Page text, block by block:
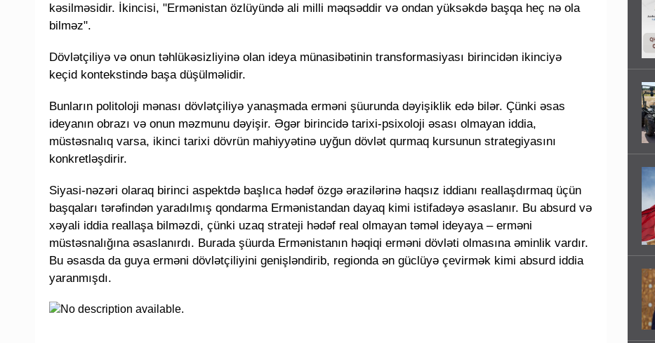
kəsilməsidir. İkincisi, "Ermənistan özlüyündə ali milli məqsəddir və ondan yüksəkdə başqa heç nə ola
bilməz".
Dövlətçiliyə və onun təhlükəsizliyinə olan ideya münasibətinin transformasiyası birincidən ikinciyə
keçid kontekstində başa düşülməlidir.
Bunların politoloji mənası dövlətçiliyə yanaşmada erməni şüurunda dəyişiklik edə bilər. Çünki əsas
ideyanın obrazı və onun məzmunu dəyişir. Əgər birincidə tarixi-psixoloji əsası olmayan iddia,
müstəsnalıq varsa, ikinci tarixi dövrün mahiyyətinə uyğun dövlət qurmaq kursunun strategiyasını
konkretləşdirir.
Siyasi-nəzəri olaraq birinci aspektdə başlıca hədəf özgə ərazilərinə haqsız iddianı reallaşdırmaq üçün
başqaları tərəfindən yaradılmış qondarma Ermənistandan dayaq kimi istifadəyə əsaslanır. Bu absurd və
xəyali iddia reallaşa bilməzdi, çünki uzaq strateji hədəf real olmayan təməl ideyaya – erməni
müstəsnalığına əsaslanırdı. Burada şüurda Ermənistanın həqiqi erməni dövləti olmasına əminlik vardır.
Bu əsasda da guya erməni dövlətçiliyini genişləndirib, regionda ən güclüyə çevirmək kimi absurd iddia
yaranmışdı.